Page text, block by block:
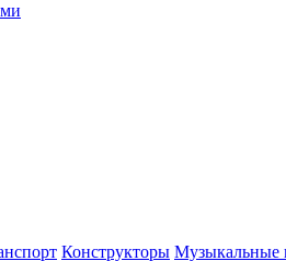
Конструкторы Музыкальные